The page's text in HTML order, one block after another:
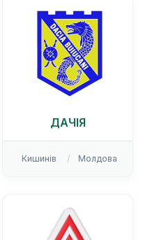
ДАЧІЯ
Кишинів Молдова